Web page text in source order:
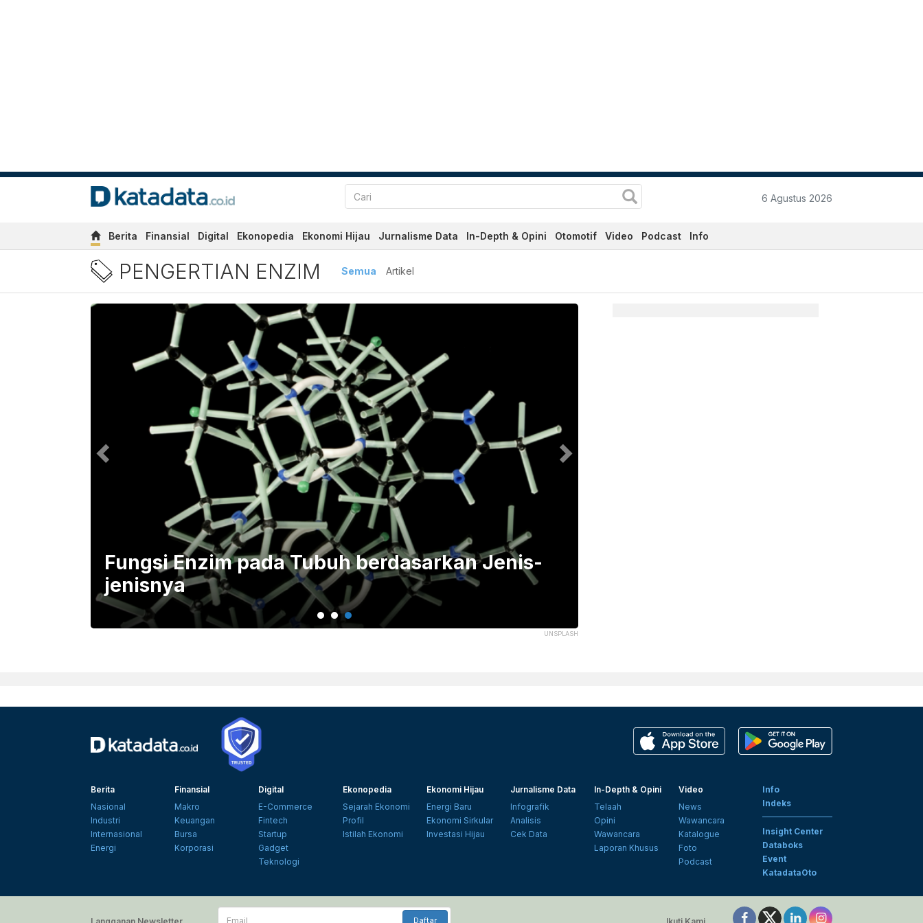
6 Agustus 2026
Berita Finansial Digital Ekonopedia Ekonomi Hijau Jurnalisme Data In-Depth & Opini Otomotif Video Podcast Info
Berita Pengertian Enzim Terbaru dan Terkini Hari Ini - Katadata.co.id
PENGERTIAN ENZIM Semua Artikel
UNSPLASH
Fungsi Enzim pada Tubuh berdasarkan Jenis-
jenisnya
Berita
Nasional
Industri
Internasional
Energi
Finansial
Makro
Keuangan
Bursa
Korporasi
Digital
E-Commerce
Fintech
Startup
Gadget
Teknologi
Ekonopedia
Sejarah Ekonomi
Profil
Istilah Ekonomi
Ekonomi Hijau
Energi Baru
Ekonomi Sirkular
Investasi Hijau
Jurnalisme Data
Infografik
Analisis
Cek Data
In-Depth & Opini
Telaah
Opini
Wawancara
Laporan Khusus
Video
News
Wawancara
Katalogue
Foto
Podcast
Info
Indeks
Insight Center
Databoks
Event
KatadataOto
Email
Daftar